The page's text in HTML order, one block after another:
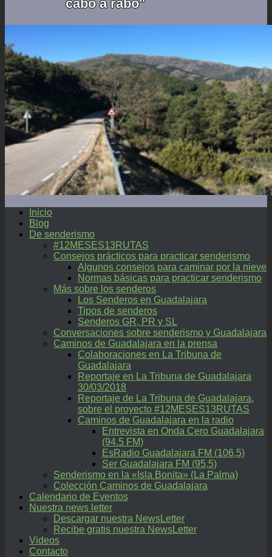
cabo a rabo"
Inicio
Blog
De senderismo
#12MESES13RUTAS
Consejos prácticos para practicar senderismo
Algunos consejos para caminar por la nieve
Normas básicas para practicar senderismo
Más sobre los senderos
Los Senderos en Guadalajara
Tipos de senderos
Senderos GR, PR y SL
Conversaciones sobre senderismo y Guadalajara
Caminos de Guadalajara en la prensa
Colaboraciones en La Tribuna de
Guadalajara
Reportaje en La Tribuna de Guadalajara
30/03/2018
Reportaje de La Tribuna de Guadalajara,
sobre el proyecto #12MESES13RUTAS
Caminos de Guadalajara en la radio
Entrevista en Onda Cero Guadalajara
(94.5 FM)
EsRadio Guadalajara FM (106,5)
Ser Guadalajara FM (95,5)
Senderismo en la «Isla Bonita» (La Palma)
Colección Caminos de Guadalajara
Calendario de Eventos
Nuestra news letter
Descargar nuestra NewsLetter
Recibe gratis nuestra NewsLetter
Videos
Contacto